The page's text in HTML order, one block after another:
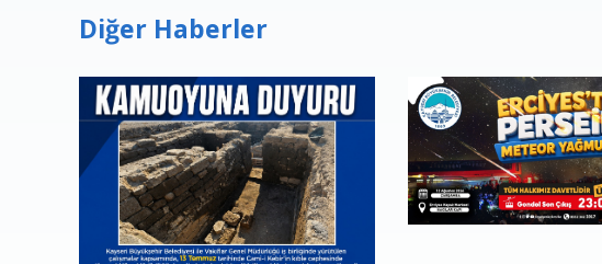
Diğer Haberler